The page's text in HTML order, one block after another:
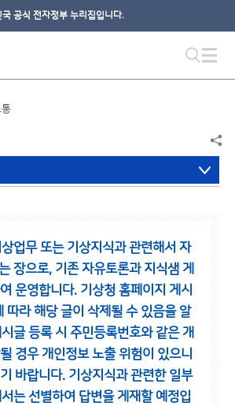
공식 전자정부 누리집입니다.
업무 또는 기상지식과 관련해서 자
장으로, 기존 자유토론과 지식샘 게
운영합니다. 기상청 홈페이지 게시
따라 해당 글이 삭제될 수 있음을 알
글 등록 시 주민등록번호와 같은 개
경우 개인정보 노출 위험이 있으니
바랍니다. 기상지식과 관련한 일부
는 선별하여 답변을 게재할 예정입